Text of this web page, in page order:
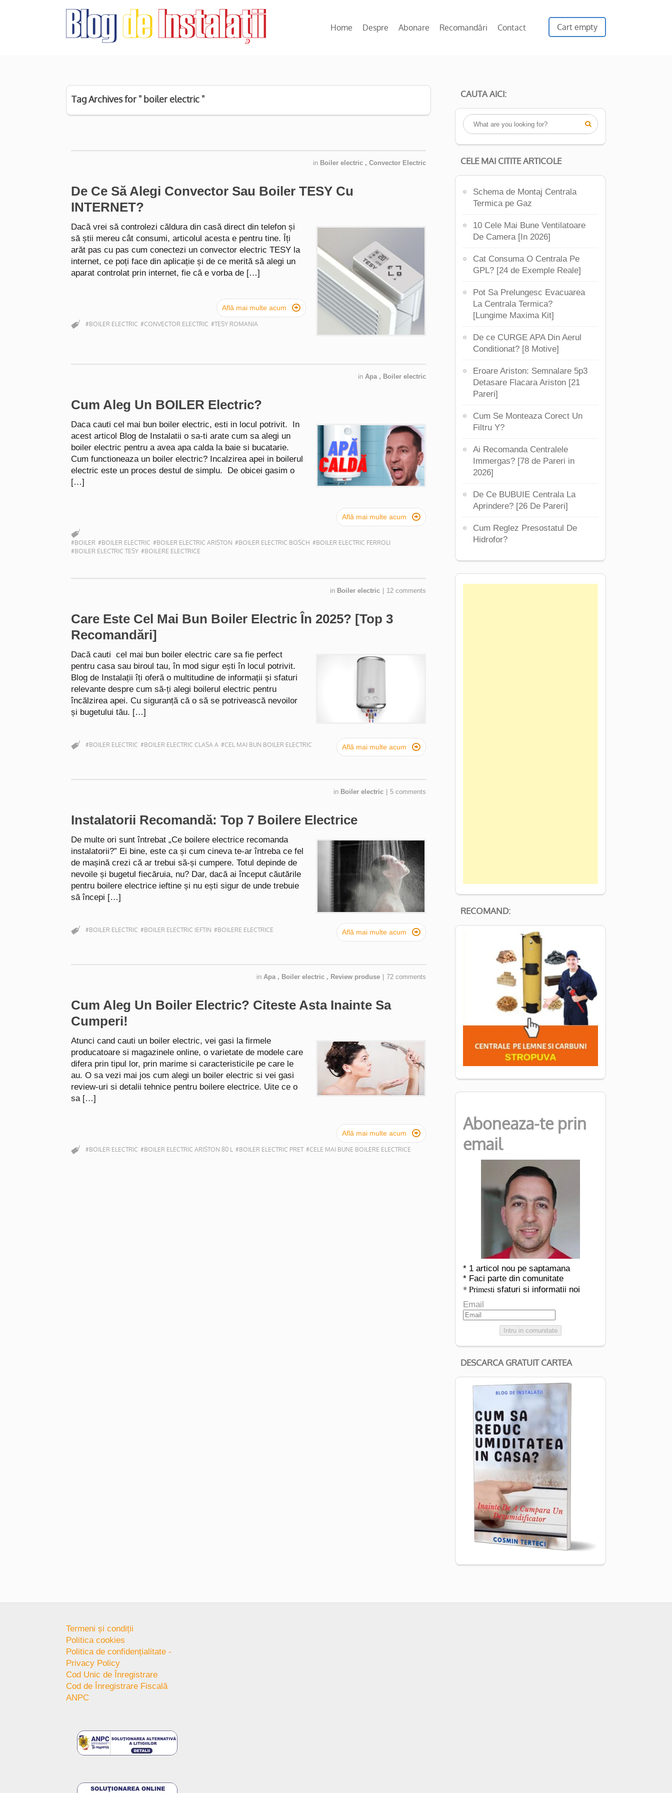
Cart empty
Home Despre Abonare Recomandări Contact
Tag Archives for " boiler electric "
in Boiler electric , Convector Electric
De Ce Să Alegi Convector Sau Boiler TESY Cu
INTERNET?
Dacă vrei să controlezi căldura din casă direct din telefon și
să știi mereu cât consumi, articolul acesta e pentru tine. Îți
arăt pas cu pas cum conectezi un convector electric TESY la
internet, ce poți face din aplicație și de ce merită să alegi un
aparat controlat prin internet, fie că e vorba de […]
Află mai multe acum 
#BOILER ELECTRIC #CONVECTOR ELECTRIC #TESY ROMANIA
in Apa , Boiler electric
Cum Aleg Un BOILER Electric?
Daca cauti cel mai bun boiler electric, esti in locul potrivit. In
acest articol Blog de Instalatii o sa-ti arate cum sa alegi un
boiler electric pentru a avea apa calda la baie si bucatarie.
Cum functioneaza un boiler electric? Incalzirea apei in boilerul
electric este un proces destul de simplu. De obicei gasim o
[…]
Află mai multe acum 
#BOILER #BOILER ELECTRIC #BOILER ELECTRIC ARISTON #BOILER ELECTRIC BOSCH #BOILER ELECTRIC FERROLI
#BOILER ELECTRIC TESY #BOILERE ELECTRICE
in Boiler electric 12 comments
Care Este Cel Mai Bun Boiler Electric În 2025? [Top 3
Recomandări]
Dacă cauti cel mai bun boiler electric care sa fie perfect
pentru casa sau biroul tau, în mod sigur ești în locul potrivit.
Blog de Instalații îți oferă o multitudine de informații și sfaturi
relevante despre cum să-ți alegi boilerul electric pentru
încălzirea apei. Cu siguranță că o să se potrivească nevoilor
și bugetului tău. […]
Află mai multe acum 
#BOILER ELECTRIC #BOILER ELECTRIC CLASA A #CEL MAI BUN BOILER ELECTRIC
in Boiler electric 5 comments
Instalatorii Recomandă: Top 7 Boilere Electrice
De multe ori sunt întrebat „Ce boilere electrice recomanda
instalatorii?” Ei bine, este ca și cum cineva te-ar întreba ce fel
de mașină crezi că ar trebui să-și cumpere. Totul depinde de
nevoile și bugetul fiecăruia, nu? Dar, dacă ai început căutările
pentru boilere electrice ieftine și nu ești sigur de unde trebuie
să începi […]
Află mai multe acum 
#BOILER ELECTRIC #BOILER ELECTRIC IEFTIN #BOILERE ELECTRICE
in Apa , Boiler electric , Review produse 72 comments
Cum Aleg Un Boiler Electric? Citeste Asta Inainte Sa
Cumperi!
Atunci cand cauti un boiler electric, vei gasi la firmele
producatoare si magazinele online, o varietate de modele care
difera prin tipul lor, prin marime si caracteristicile pe care le
au. O sa vezi mai jos cum alegi un boiler electric si vei gasi
review-uri si detalii tehnice pentru boilere electrice. Uite ce o
sa […]
Află mai multe acum 
#BOILER ELECTRIC #BOILER ELECTRIC ARISTON 80 L #BOILER ELECTRIC PRET #CELE MAI BUNE BOILERE ELECTRICE
CAUTA AICI:

CELE MAI CITITE ARTICOLE
Schema de Montaj Centrala
Termica pe Gaz
10 Cele Mai Bune Ventilatoare
De Camera [In 2026]
Cat Consuma O Centrala Pe
GPL? [24 de Exemple Reale]
Pot Sa Prelungesc Evacuarea
La Centrala Termica?
[Lungime Maxima Kit]
De ce CURGE APA Din Aerul
Conditionat? [8 Motive]
Eroare Ariston: Semnalare 5p3
Detasare Flacara Ariston [21
Pareri]
Cum Se Monteaza Corect Un
Filtru Y?
Ai Recomanda Centralele
Immergas? [78 de Pareri in
2026]
De Ce BUBUIE Centrala La
Aprindere? [26 De Pareri]
Cum Reglez Presostatul De
Hidrofor?
RECOMAND:
Aboneaza-te prin
email
* 1 articol nou pe saptamana
* Faci parte din comunitate
* Primestisfaturi si informatii noi
Email
Intru in comunitate
DESCARCA GRATUIT CARTEA
Termeni și condiții
Politica cookies
Politica de confidențialitate -
Privacy Policy
Cod Unic de Înregistrare
Cod de Înregistrare Fiscală
ANPC